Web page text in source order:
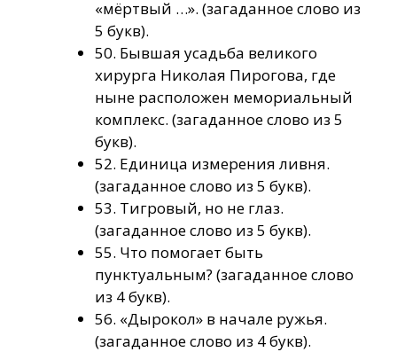
«мёртвый …». (загаданное слово из
5 букв).
50. Бывшая усадьба великого
хирурга Николая Пирогова, где
ныне расположен мемориальный
комплекс. (загаданное слово из 5
букв).
52. Единица измерения ливня.
(загаданное слово из 5 букв).
53. Тигровый, но не глаз.
(загаданное слово из 5 букв).
55. Что помогает быть
пунктуальным? (загаданное слово
из 4 букв).
56. «Дырокол» в начале ружья.
(загаданное слово из 4 букв).